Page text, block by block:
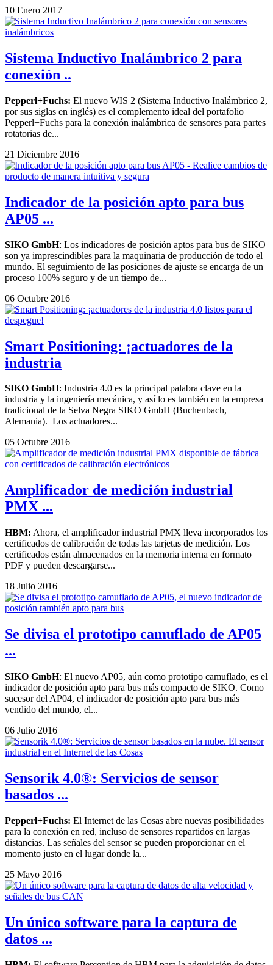
10 Enero 2017
Sistema Inductivo Inalámbrico 2 para
conexión ..
Pepperl+Fuchs: El nuevo WIS 2 (Sistema Inductivo Inalámbrico 2,
por sus siglas en inglés) es el complemento ideal del portafolio
Pepperl+Fuchs para la conexión inalámbrica de sensores para partes
rotatorias de...
21 Diciembre 2016
Indicador de la posición apto para bus
AP05 ...
SIKO GmbH: Los indicadores de posición aptos para bus de SIKO
son ya imprescindibles para la maquinaria de producción de todo el
mundo. El seguimiento de las posiciones de ajuste se encarga de un
proceso 100% seguro y de un tiempo de...
06 Octubre 2016
Smart Positioning: ¡actuadores de la
industria
SIKO GmbH: Industria 4.0 es la principal palabra clave en la
industria y la ingeniería mecánica, y así lo es también en la empresa
tradicional de la Selva Negra SIKO GmbH (Buchenbach,
Alemania). Los actuadores...
05 Octubre 2016
Amplificador de medición industrial
PMX ...
HBM: Ahora, el amplificador industrial PMX lleva incorporados los
certificados de calibración de todas las tarjetas de medición. Los
certificados están almacenados en la memoria interna en formato
PDF y pueden descargarse...
18 Julio 2016
Se divisa el prototipo camuflado de AP05
...
SIKO GmbH: El nuevo AP05, aún como prototipo camuflado, es el
indicador de posición apto para bus más compacto de SIKO. Como
sucesor del AP04, el indicador de posición apto para bus más
vendido del mundo, el...
06 Julio 2016
Sensorik 4.0®: Servicios de sensor
basados ...
Pepperl+Fuchs: El Internet de las Cosas abre nuevas posibilidades
para la conexión en red, incluso de sensores repartidos en largas
distancias. Las señales del sensor se pueden proporcionar en el
momento justo en el lugar donde la...
25 Mayo 2016
Un único software para la captura de
datos ...